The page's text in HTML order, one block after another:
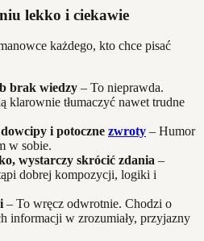
lekko i ciekawie
każdego, kto chce pisać
brak wiedzy – To nieprawda.
klarownie tłumaczyć nawet trudne
i potoczne zwroty – Humor
w sobie.
wystarczy skrócić zdania –
dobrej kompozycji, logiki i
– To wręcz odwrotnie. Chodzi o
informacji w zrozumiały, przyjazny